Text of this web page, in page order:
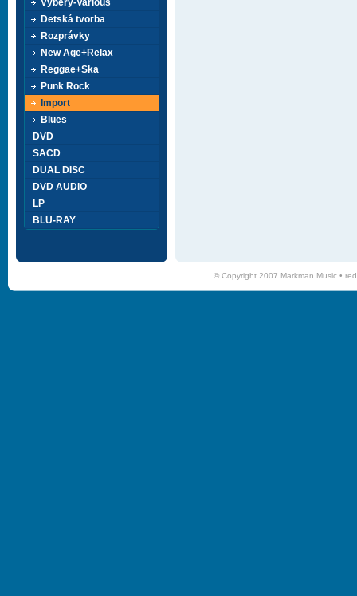
Výbery-Various
Detská tvorba
Rozprávky
New Age+Relax
Reggae+Ska
Punk Rock
Import
Blues
DVD
SACD
DUAL DISC
DVD AUDIO
LP
BLU-RAY
© Copyright 2007 Markman Music •